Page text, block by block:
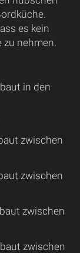
es kein
nehmen.
in den
zwischen
zwischen
zwischen
zwischen